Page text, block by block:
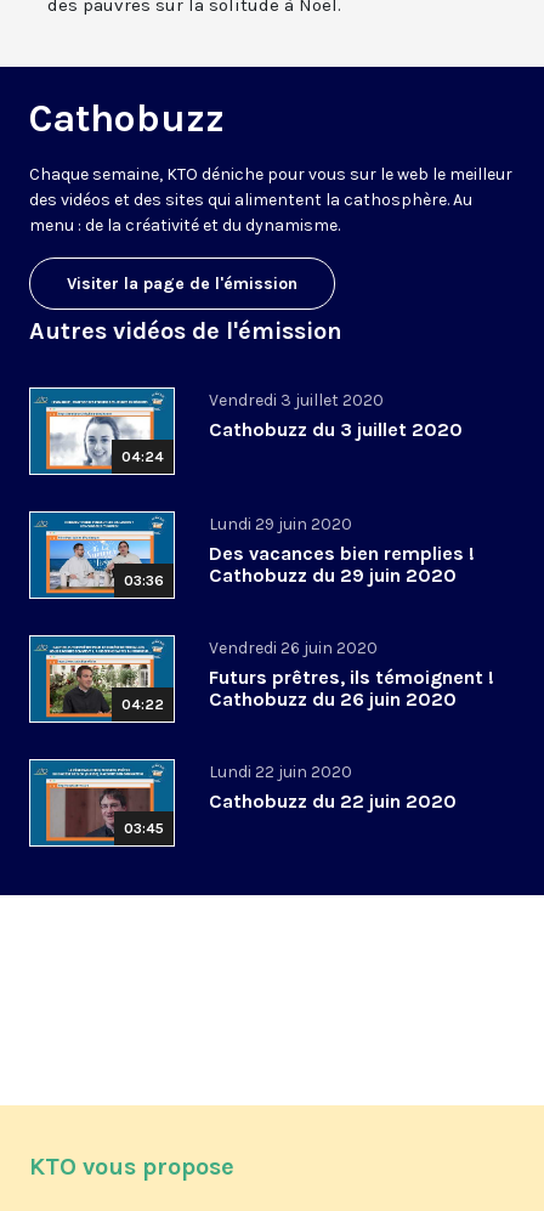
des pauvres sur la solitude à Noël.
Cathobuzz
Chaque semaine, KTO déniche pour vous sur le web le meilleur
des vidéos et des sites qui alimentent la cathosphère. Au
menu : de la créativité et du dynamisme.
Visiter la page de l'émission
Autres vidéos de l'émission
04:24
Vendredi 3 juillet 2020
Cathobuzz du 3 juillet 2020
03:36
Lundi 29 juin 2020
Des vacances bien remplies !
Cathobuzz du 29 juin 2020
04:22
Vendredi 26 juin 2020
Futurs prêtres, ils témoignent !
Cathobuzz du 26 juin 2020
03:45
Lundi 22 juin 2020
Cathobuzz du 22 juin 2020
KTO vous propose